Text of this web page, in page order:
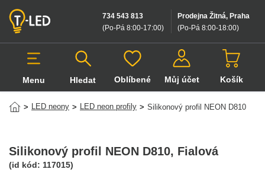
Prodejna Žitná, Praha
(Po-Pá 8:00-18:00)
734 543 813
(Po-Pá 8:00-17:00)
Menu Hledat
Hledat v produktech
Oblíbené Můj účet Košík
> LED neony > LED neon profily > Silikonový profil NEON D810
Silikonový profil NEON D810, Fialová
(id kód: 117015)